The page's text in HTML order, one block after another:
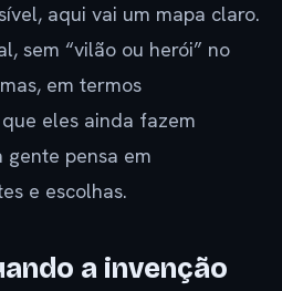
aqui vai um mapa claro.
sem “vilão ou herói” no
em termos
eles ainda fazem
pensa em
e escolhas.
a invenção